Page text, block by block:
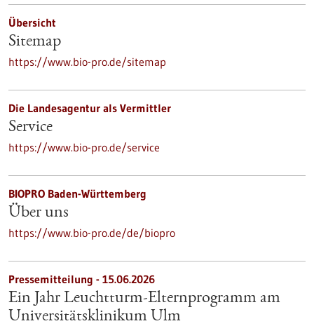
Übersicht
Sitemap
https://www.bio-pro.de/sitemap
Die Landesagentur als Vermittler
Service
https://www.bio-pro.de/service
BIOPRO Baden-Württemberg
Über uns
https://www.bio-pro.de/de/biopro
Pressemitteilung - 15.06.2026
Ein Jahr Leuchtturm-​Elternprogramm am
Universitätsklinikum Ulm